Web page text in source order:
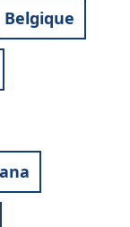
Belgique